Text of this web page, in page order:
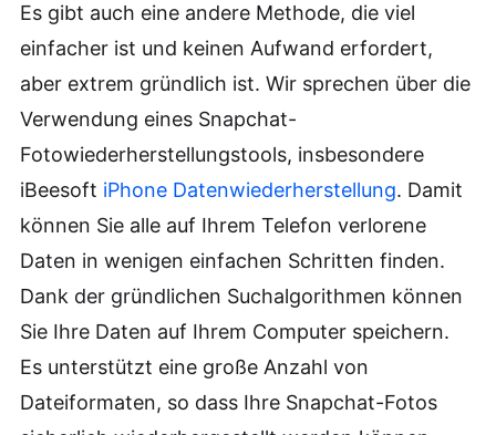
Es gibt auch eine andere Methode, die viel
einfacher ist und keinen Aufwand erfordert,
aber extrem gründlich ist. Wir sprechen über die
Verwendung eines Snapchat-
Fotowiederherstellungstools, insbesondere
iBeesoft iPhone Datenwiederherstellung. Damit
können Sie alle auf Ihrem Telefon verlorene
Daten in wenigen einfachen Schritten finden.
Dank der gründlichen Suchalgorithmen können
Sie Ihre Daten auf Ihrem Computer speichern.
Es unterstützt eine große Anzahl von
Dateiformaten, so dass Ihre Snapchat-Fotos